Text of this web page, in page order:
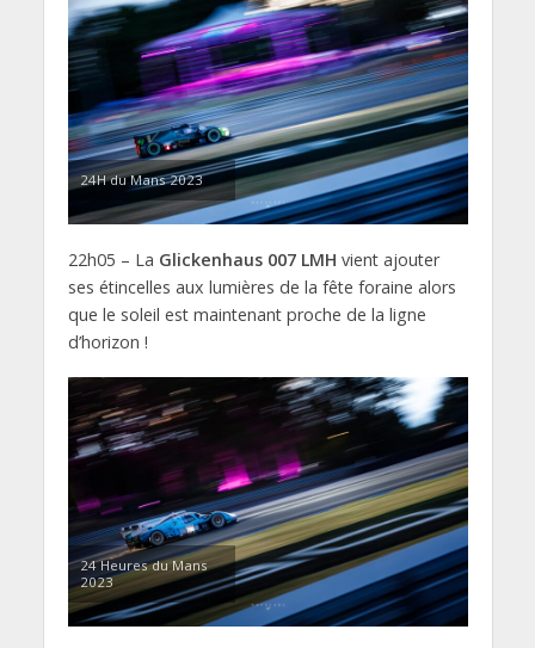
24H du Mans 2023
22h05 – La Glickenhaus 007 LMH vient ajouter
ses étincelles aux lumières de la fête foraine alors
que le soleil est maintenant proche de la ligne
d’horizon !
24 Heures du Mans
2023